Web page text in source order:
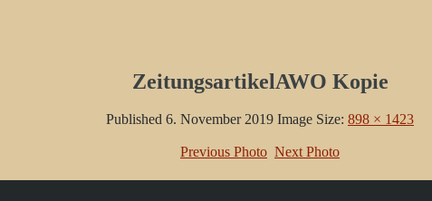
ZeitungsartikelAWO Kopie
Published 6. November 2019 Image Size: 898 × 1423
Previous Photo Next Photo